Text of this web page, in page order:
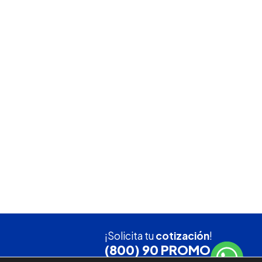
¡Solicita tucotización!
(800) 90 PROMO